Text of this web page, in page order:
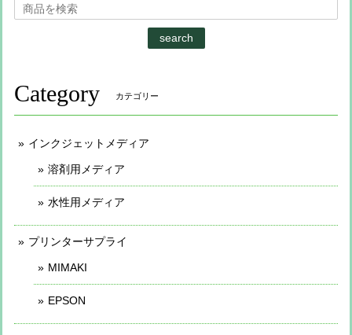
search
Category カテゴリー
インクジェットメディア
溶剤用メディア
水性用メディア
プリンターサプライ
MIMAKI
EPSON